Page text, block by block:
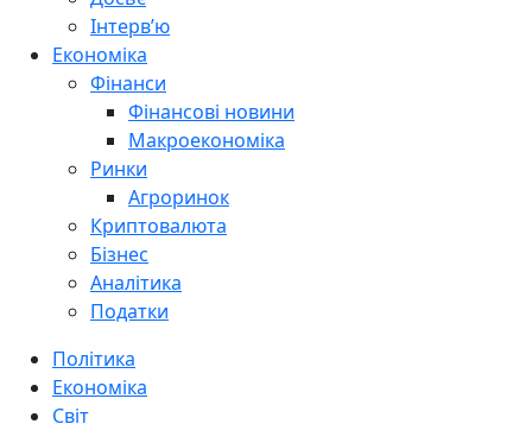
Інтерв’ю
Економіка
Фінанси
Фінансові новини
Макроекономіка
Ринки
Агроринок
Криптовалюта
Бізнес
Аналітика
Податки
Політика
Економіка
Світ